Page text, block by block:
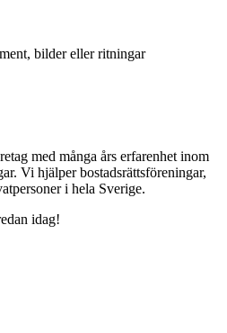
bilder eller ritningar
med många års erfarenhet inom
Vi hjälper bostadsrättsföreningar,
i hela Sverige.
idag!